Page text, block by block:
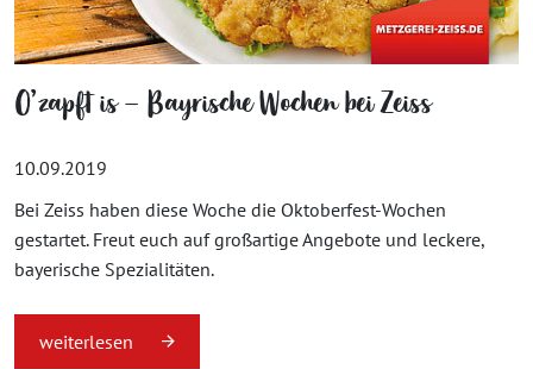
O’zapft is – Bayrische Wochen bei Zeiss
10.09.2019
Bei Zeiss haben diese Woche die Oktoberfest-Wochen
gestartet. Freut euch auf großartige Angebote und leckere,
bayerische Spezialitäten.
weiterlesen